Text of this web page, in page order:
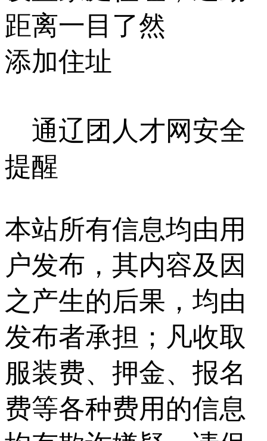
距离一目了然
添加住址
通辽团人才网安全
提醒
本站所有信息均由用
户发布，其内容及因
之产生的后果，均由
发布者承担；凡收取
服装费、押金、报名
费等各种费用的信息